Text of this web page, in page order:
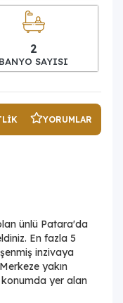
2
BANYO SAYISI
YORUMLAR
ünlü Patara'da
En fazla 5
inzivaya
yakın
konumda yer alan